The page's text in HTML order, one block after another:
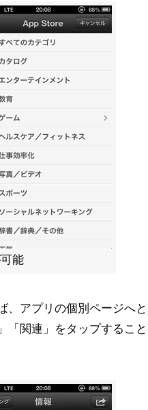
能
、アプリの個別ページへ
関連」をタップするこ